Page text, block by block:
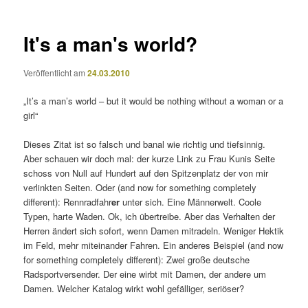
It's a man's world?
Veröffentlicht am24.03.2010
„It’s a man’s world – but it would be nothing without a woman or a
girl“
Dieses Zitat ist so falsch und banal wie richtig und tiefsinnig.
Aber schauen wir doch mal: der kurze Link zu Frau Kunis Seite
schoss von Null auf Hundert auf den Spitzenplatz der von mir
verlinkten Seiten. Oder (and now for something completely
different): Rennradfahrer unter sich. Eine Männerwelt. Coole
Typen, harte Waden. Ok, ich übertreibe. Aber das Verhalten der
Herren ändert sich sofort, wenn Damen mitradeln. Weniger Hektik
im Feld, mehr miteinander Fahren. Ein anderes Beispiel (and now
for something completely different): Zwei große deutsche
Radsportversender. Der eine wirbt mit Damen, der andere um
Damen. Welcher Katalog wirkt wohl gefälliger, seriöser?